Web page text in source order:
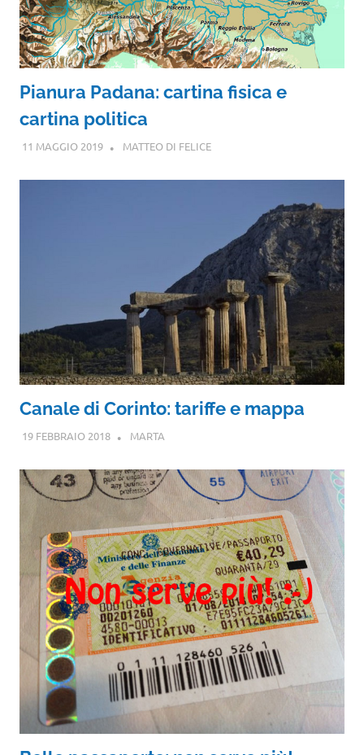
Pianura Padana: cartina fisica e
cartina politica
11 MAGGIO 2019 MATTEO DI FELICE
Canale di Corinto: tariffe e mappa
19 FEBBRAIO 2018 MARTA